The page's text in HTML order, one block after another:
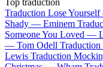
Traduction Lose
Shady — Eminem
Someone You Loved —
— Tom Odell
Lewis Traduction